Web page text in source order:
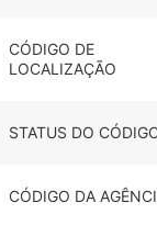
CÓDIGO DE
LOCALIZAÇÃO
STATUS DO
CÓDIGO DA